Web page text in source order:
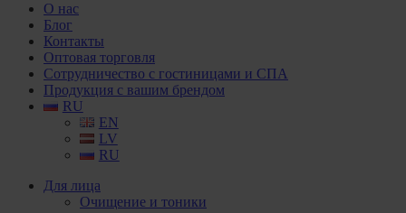
О нас
Блог
Контакты
Оптовая торговля
Сотрудничество с гостиницами и СПА
Продукция с вашим брендом
RU
EN
LV
RU
Для лица
Очищение и тоники